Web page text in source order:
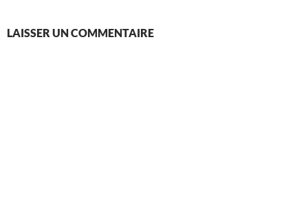
LAISSER UN COMMENTAIRE